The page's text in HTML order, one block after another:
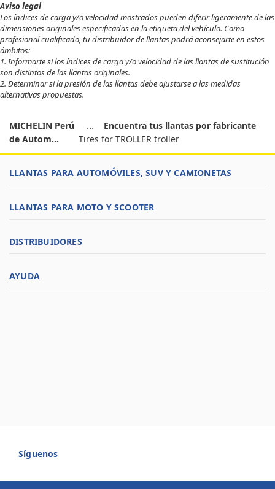
Aviso legal
Los índices de carga y/o velocidad mostrados pueden diferir ligeramente de las
dimensiones originales especificadas en la etiqueta del vehículo. Como
profesional cualificado, tu distribuidor de llantas podrá aconsejarte en estos
ámbitos:
1. Informarte si los índices de carga y/o velocidad de las llantas de sustitución
son distintos de las llantas originales.
2. Determinar si la presión de las llantas debe ajustarse a las medidas
alternativas propuestas.
MICHELIN Perú
Encuentra tus llantas por fabricante
de Autom...
Tires for TROLLER troller
LLANTAS PARA AUTOMÓVILES, SUV Y CAMIONETAS
LLANTAS PARA MOTO Y SCOOTER
DISTRIBUIDORES
AYUDA
Síguenos